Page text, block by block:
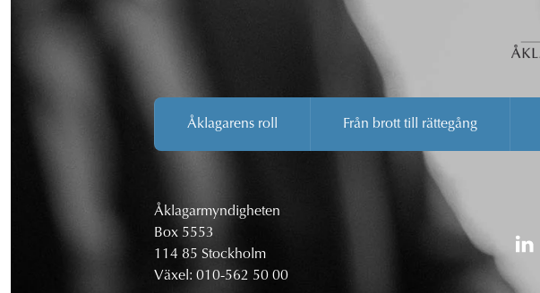
Åklagarens roll Från brott till rättegång
Åklagarmyndigheten
Box 5553
114 85 Stockholm
Växel: 010-562 50 00